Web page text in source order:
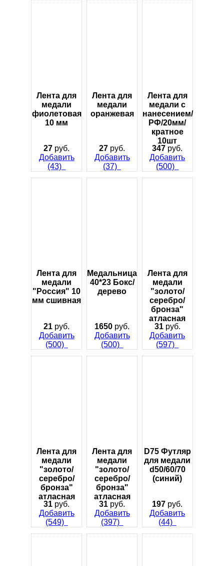
Лента для
медали
фиолетовая
10 мм
27 руб.
Добавить
(43)
Лента для
медали
оранжевая
27 руб.
Добавить
(37)
Лента для
медали с
нанесением/
РФ/20мм/
кратное
10шт
347 руб.
Добавить
(500)
Лента для
медали
"Россия" 10
мм сшивная
21 руб.
Добавить
(500)
Медальница
40*23 Бокс/
дерево
1650 руб.
Добавить
(500)
Лента для
медали
"золото/
серебро/
бронза"
атласная
31руб.
Добавить
(597)
Лента для
медали
"золото/
серебро/
бронза"
атласная
31 руб.
Добавить
(549)
Лента для
медали
"золото/
серебро/
бронза"
атласная
31 руб.
Добавить
(397)
D75 Футляр
для медали
d50/60/70
(синий)
197 руб.
Добавить
(44)